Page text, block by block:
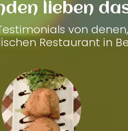
lieben
von
Restaurant in